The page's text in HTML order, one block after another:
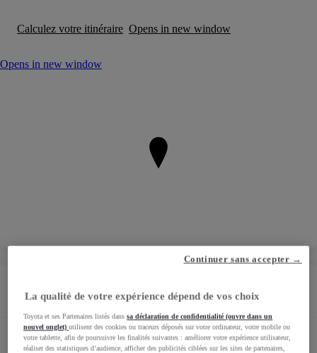
Calculez votre itinéraire Opens in new window
Opens in new window
Horaires
Horaires Showroom
La qualité de votre expérience dépend de vos choix
Toyota et ses Partenaires listés danssa déclaration de confidentialité (ouvre dans un
nouvel onglet)utilisent des cookies ou traceurs déposés sur votre ordinateur, votre mobile ou
votre tablette, afin de poursuivre les finalités suivantes : améliorer votre expérience utilisateur,
réaliser des statistiques d’audience, afficher des publicités ciblées sur les sites de partenaires,
Continuer sans accepter →